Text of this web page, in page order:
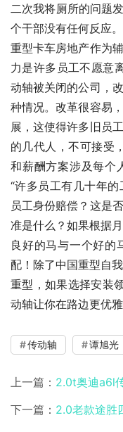
二次我将厕所的问题
个干部没有任何反应。
重型卡车房地产作为
力是许多员工不愿意
动轴被关闭的公司，
种情况。改革很容易
展，这使得许多旧员
的几代人，不可接受
和薪酬方案涉及每个
“许多员工有几十年
员工身份赔偿？这是
准是什么？如果根据
良好的马与一个好的
配！除了中国重型自
重型，如果选择安装
动轴让你在路边更优
传动轴 谭旭光
上一篇： 2.0t奥迪a6l
下一篇： 2.0老款途胜